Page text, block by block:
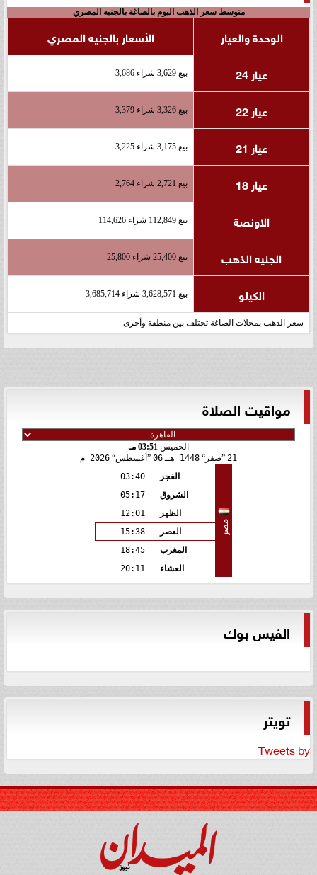
متوسط سعر الذهب اليوم بالصاغة بالجنيه المصري
الوحدة والعيار
الأسعار بالجنيه المصري
عيار 24
بيع 3,629 شراء 3,686
عيار 22 بيع 3,326 شراء 3,379
عيار 21 بيع 3,175 شراء 3,225
عيار 18 بيع 2,721 شراء 2,764
الاونصة بيع 112,849 شراء 114,626
الجنيه الذهب بيع 25,400 شراء 25,800
الكيلو بيع 3,628,571 شراء 3,685,714
سعر الذهب بمحلات الصاغة تختلف بين منطقة وأخرى
مواقيت الصلاة
الخميس 03:51 مـ
21
صفر 1448 هـ 06 أغسطس 2026 م
مصر
الفجر
03:40
الشروق
05:17
الظهر
12:01
العصر
15:38
المغرب
18:45
العشاء
20:11
الفيس بوك
تويتر
Tweets by